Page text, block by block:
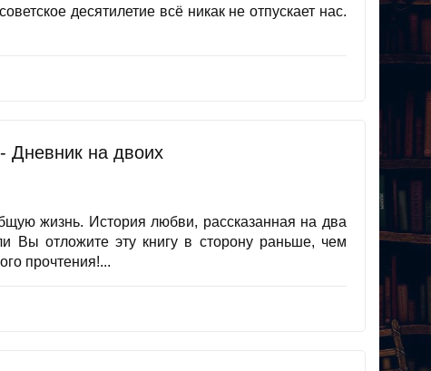
десятилетие всё никак не отпускает нас.
Дневник на двоих
жизнь. История любви, рассказанная на два
Вы отложите эту книгу в сторону раньше, чем
прочтения!...